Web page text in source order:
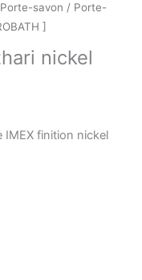
Porte-savon / Porte-
]
nickel
IMEX finition nickel